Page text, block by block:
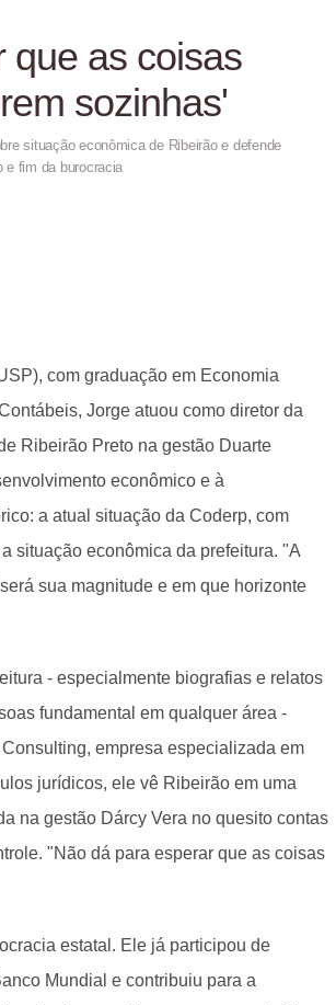
que as coisas
sozinhas'
situação econômica de Ribeirão e defende
e fim da burocracia
com graduação em Economia
Jorge atuou como diretor da
Ribeirão Preto na gestão Duarte
econômico e à
a atual situação da Coderp, com
situação econômica da prefeitura. "A
sua magnitude e em que horizonte
- especialmente biografias e relatos
fundamental em qualquer área -
empresa especializada em
jurídicos, ele vê Ribeirão em uma
na gestão Dárcy Vera no quesito contas
"Não dá para esperar que as coisas
estatal. Ele já participou de
Mundial e contribuiu para a